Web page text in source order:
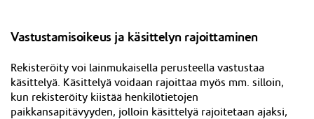
Vastustamisoikeus ja käsittelyn rajoittaminen
Rekisteröity voi lainmukaisella perusteella vastustaa
käsittelyä. Käsittelyä voidaan rajoittaa myös mm. silloin,
kun rekisteröity kiistää henkilötietojen
paikkansapitävyyden, jolloin käsittelyä rajoitetaan ajaksi,